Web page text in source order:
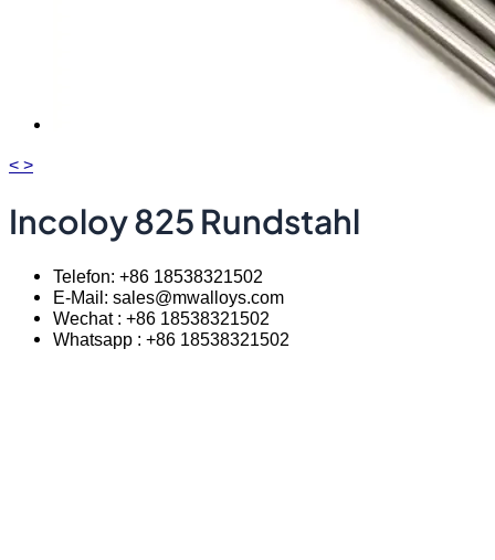
< >
Incoloy 825 Rundstahl
Telefon: +86 18538321502
E-Mail: sales@mwalloys.com
Wechat : +86 18538321502
Whatsapp : +86 18538321502